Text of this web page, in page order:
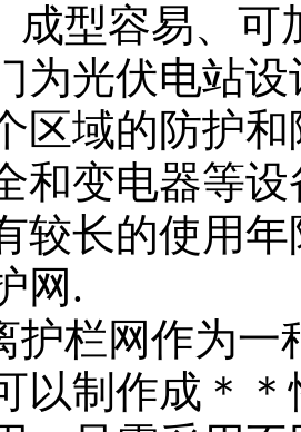
成型容易、
为光伏电站
区域的防护
和变电器等
较长的使用
网.
护栏网作为一
以制作成＊